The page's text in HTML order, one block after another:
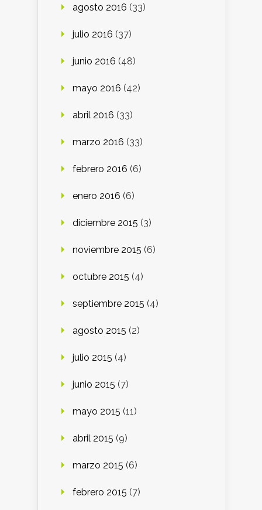
agosto 2016 (33)
julio 2016 (37)
junio 2016 (48)
mayo 2016 (42)
abril 2016 (33)
marzo 2016 (33)
febrero 2016 (6)
enero 2016 (6)
diciembre 2015 (3)
noviembre 2015 (6)
octubre 2015 (4)
septiembre 2015 (4)
agosto 2015 (2)
julio 2015 (4)
junio 2015 (7)
mayo 2015 (11)
abril 2015 (9)
marzo 2015 (6)
febrero 2015 (7)